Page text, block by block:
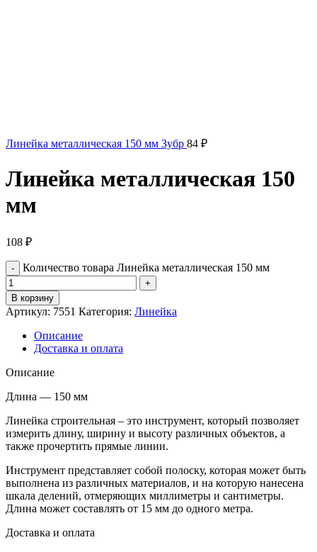
Линейка металлическая 150 мм Зубр 84 ₽
Линейка металлическая 150
мм
108 ₽
Количество товара Линейка металлическая 150 мм
В корзину
Артикул: 7551 Категория: Линейка
Описание
Доставка и оплата
Описание
Длина — 150 мм
Линейка строительная – это инструмент, который позволяет
измерить длину, ширину и высоту различных объектов, а
также прочертить прямые линии.
Инструмент представляет собой полоску, которая может быть
выполнена из различных материалов, и на которую нанесена
шкала делений, отмеряющих миллиметры и сантиметры.
Длина может составлять от 15 мм до одного метра.
Доставка и оплата